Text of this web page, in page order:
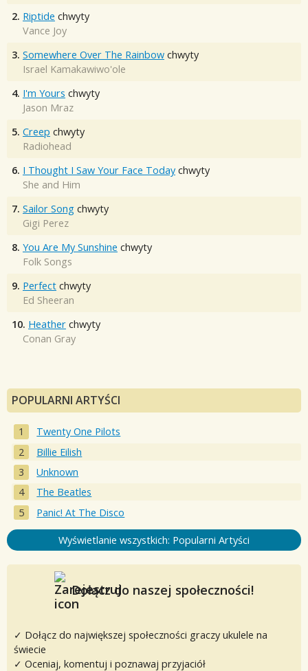
2. Riptide chwyty
Vance Joy
3. Somewhere Over The Rainbow chwyty
Israel Kamakawiwo'ole
4. I'm Yours chwyty
Jason Mraz
5. Creep chwyty
Radiohead
6. I Thought I Saw Your Face Today chwyty
She and Him
7. Sailor Song chwyty
Gigi Perez
8. You Are My Sunshine chwyty
Folk Songs
9. Perfect chwyty
Ed Sheeran
10. Heather chwyty
Conan Gray
POPULARNI ARTYŚCI
Twenty One Pilots
Billie Eilish
Unknown
The Beatles
Panic! At The Disco
Wyświetlanie wszystkich: Popularni Artyści
Dołącz do naszej społeczności!
✓ Dołącz do największej społeczności graczy ukulele na
świecie
✓ Oceniaj, komentuj i poznawaj przyjaciół